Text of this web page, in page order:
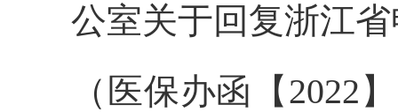
公室关于回复浙江
（医保办函【2022